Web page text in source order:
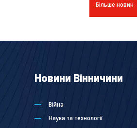
Більше новин
Новини Вінничини
Війна
Наука та технології